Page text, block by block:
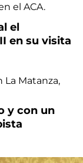
el
en su visita
y con un